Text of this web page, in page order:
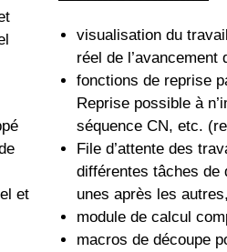
et
visualisation du
réel de l’avancement
fonctions de reprise
Reprise possible à
séquence CN, etc.
File d’attente des
différentes tâches de
unes après les
module de calcul
macros de découpe